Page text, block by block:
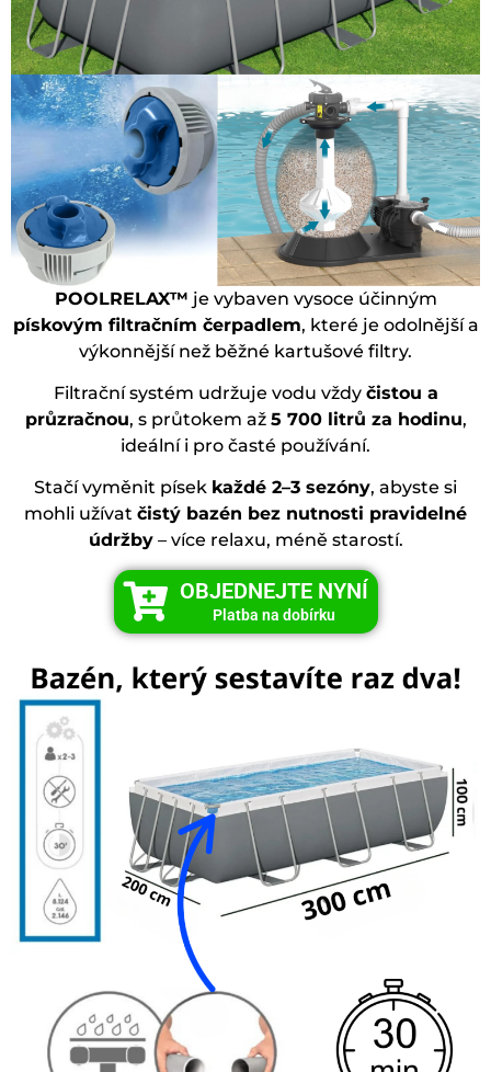
POOLRELAX™ je vybaven vysoce účinným
pískovým filtračním čerpadlem, které je odolnější a
výkonnější než běžné kartušové filtry.
Filtrační systém udržuje vodu vždy čistou a
průzračnou, s průtokem až 5 700 litrů za hodinu,
ideální i pro časté používání.
Stačí vyměnit písek každé 2–3 sezóny, abyste si
mohli užívat čistý bazén bez nutnosti pravidelné
údržby– více relaxu, méně starostí.
OBJEDNEJTE NYNÍ
Platba na dobírku